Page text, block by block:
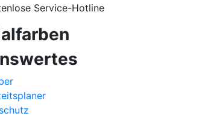
Service-Hotline